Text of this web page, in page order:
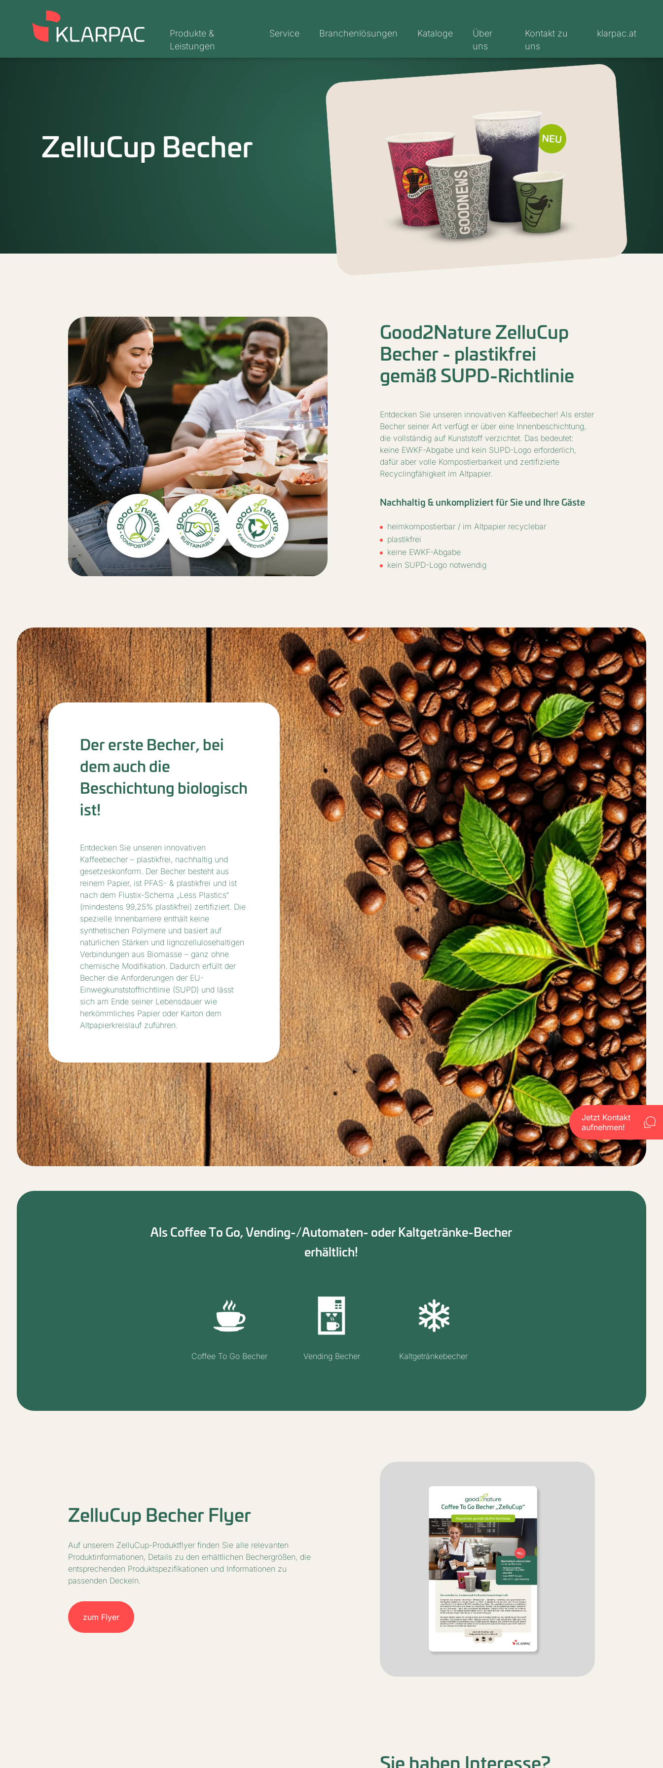
Produkte &
Leistungen
Service Branchenlösungen Kataloge
Über
uns
Kontakt zu
uns
klarpac.at
Jetzt Kontakt
aufnehmen!
ZelluCup Becher
Good2Nature ZelluCup
Becher - plastikfrei
gemäß SUPD-Richtlinie
Entdecken Sie unseren innovativen Kaffeebecher! Als erster
Becher seiner Art verfügt er über eine Innenbeschichtung,
die vollständig auf Kunststoff verzichtet. Das bedeutet:
keine EWKF-Abgabe und kein SUPD-Logo erforderlich,
dafür aber volle Kompostierbarkeit und zertifizierte
Recyclingfähigkeit im Altpapier.
Nachhaltig & unkompliziert für Sie und Ihre Gäste
heimkompostierbar / im Altpapier recyclebar
plastikfrei
keine EWKF-Abgabe
kein SUPD-Logo notwendig
Der erste Becher, bei
dem auch die
Beschichtung biologisch
ist!
Entdecken Sie unseren innovativen
Kaffeebecher – plastikfrei, nachhaltig und
gesetzeskonform. Der Becher besteht aus
reinem Papier, ist PFAS- & plastikfrei und ist
nach dem Flustix-Schema „Less Plastics“
(mindestens 99,25% plastikfrei) zertifiziert. Die
spezielle Innenbarriere enthält keine
synthetischen Polymere und basiert auf
natürlichen Stärken und lignozellulosehaltigen
Verbindungen aus Biomasse – ganz ohne
chemische Modifikation. Dadurch erfüllt der
Becher die Anforderungen der EU-
Einwegkunststoffrichtlinie (SUPD) und lässt
sich am Ende seiner Lebensdauer wie
herkömmliches Papier oder Karton dem
Altpapierkreislauf zuführen.
Als Coffee To Go, Vending-/Automaten- oder Kaltgetränke-Becher
erhältlich!
Coffee To Go Becher Vending Becher Kaltgetränkebecher
ZelluCup Becher Flyer
Auf unserem ZelluCup-Produktflyer finden Sie alle relevanten
Produktinformationen, Details zu den erhältlichen Bechergrößen, die
entsprechenden Produktspezifikationen und Informationen zu
passenden Deckeln.
zum Flyer